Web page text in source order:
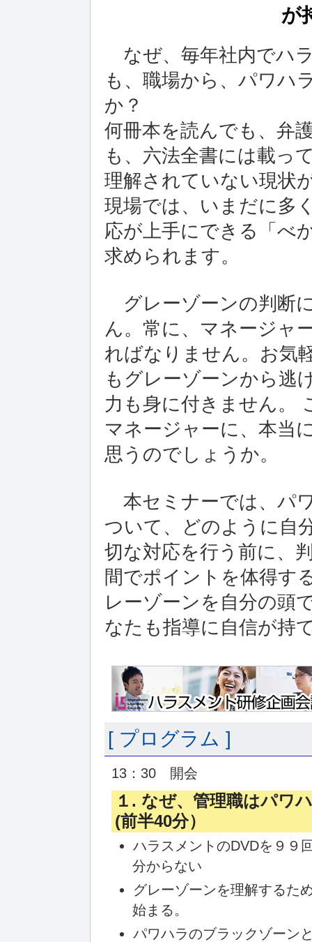
が
なぜ、毎年社内でハ
も、職場から、パワハ
か？
何冊本を読んでも、弁
も、六法全書には載っ
理解されていない現状
現場では、いまだに多
応が上手にできる「べ
求められます。
グレーゾーンの判断
ん。常に、マネージャ
ればなりません。お気
もグレーゾーンから逃
力も身に付きません。
マネージャーに、本当
思うのでしょうか。
本セミナーでは、パ
ついて、どのように自
切な対応を行う前に、
間でポイントを体得す
レーゾーンを自分の頭
なたも指導に自信が持
[ プログラム ]
13：30 開会
１. なぜ、管理職はパ
(前半40分）
ハラスメントのDVDを９９
分からない
グレーゾーンを理解するた
始まる。
パワハラのブラックゾーン